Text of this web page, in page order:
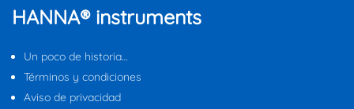
HANNA® instruments
Un poco de historia…
Términos y condiciones
Aviso de privacidad